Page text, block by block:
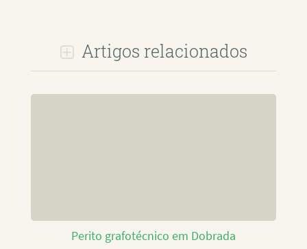
Artigos relacionados
Perito grafotécnico em Dobrada